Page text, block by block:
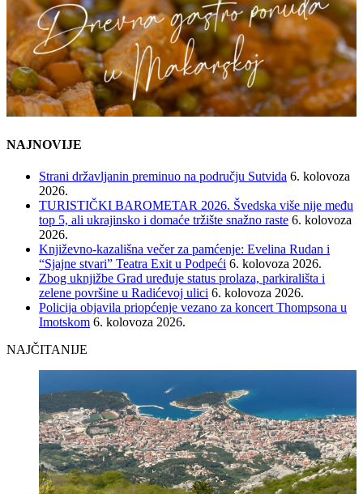
NAJNOVIJE
Strani državljanin preminuo na području Sutvida 6. kolovoza
2026.
TURISTIČKI BAROMETAR 2026. Švedska više nije među
top 5, ali ukrajinsko i domaće tržište snažno raste 6. kolovoza
2026.
Književno-kazališna večer za pamćenje: Evelina Rudan i
“Sjajne stvari” Teatra Exit u Podpeći 6. kolovoza 2026.
Zbog uknjižbe Grad uređuje status prolaza, parkirališta i
zelene površine u Radićevoj ulici 6. kolovoza 2026.
Policija objavila priopćenje vezano za koncert Thompsona u
Imotskom 6. kolovoza 2026.
NAJČITANIJE